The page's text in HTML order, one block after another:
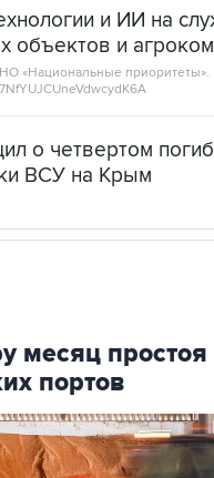
и ИИ на
объектов и
«Национальные приоритеты».
о четвертом
ВСУ на Крым
месяц простоя
портов